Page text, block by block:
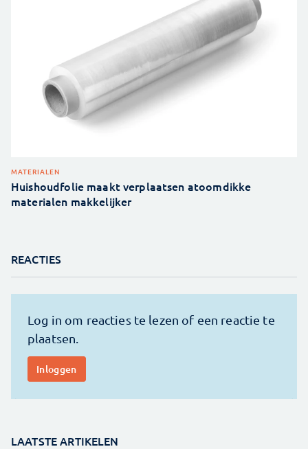
MATERIALEN
Huishoudfolie maakt verplaatsen atoomdikke
materialen makkelijker
REACTIES
LAATSTE ARTIKELEN